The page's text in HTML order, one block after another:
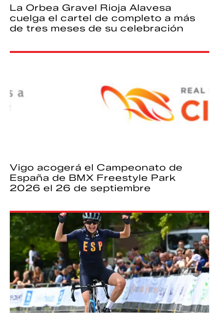
La Orbea Gravel Rioja Alavesa
cuelga el cartel de completo a más
de tres meses de su celebración
Vigo acogerá el Campeonato de
España de BMX Freestyle Park
2026 el 26 de septiembre